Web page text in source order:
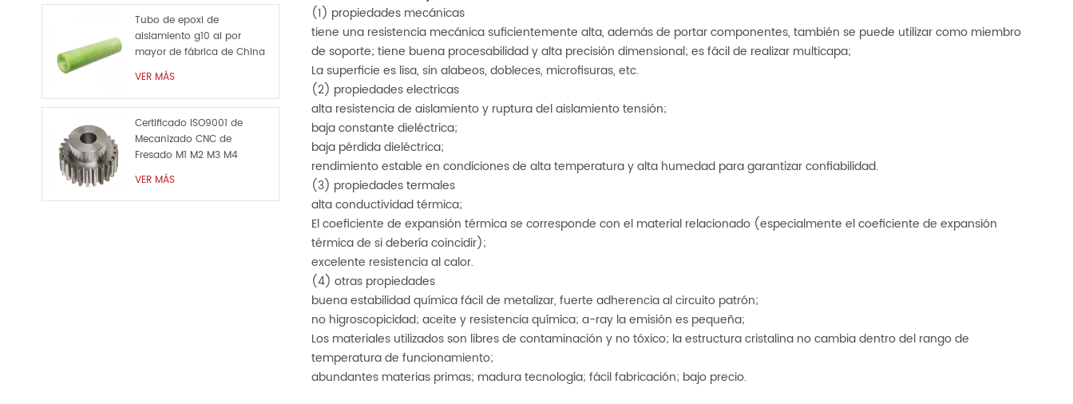
(1) propiedades mecánicas
tiene una resistencia mecánica suficientemente alta, además de portar componentes, también se puede utilizar como miembro
de soporte; tiene buena procesabilidad y alta precisión dimensional; es fácil de realizar multicapa;
La superficie es lisa, sin alabeos, dobleces, microfisuras, etc.
(2) propiedades electricas
alta resistencia de aislamiento y ruptura del aislamiento tensión;
baja constante dieléctrica;
baja pérdida dieléctrica;
rendimiento estable en condiciones de alta temperatura y alta humedad para garantizar confiabilidad.
(3) propiedades termales
alta conductividad térmica;
El coeficiente de expansión térmica se corresponde con el material relacionado (especialmente el coeficiente de expansión
térmica de si debería coincidir);
excelente resistencia al calor.
(4) otras propiedades
buena estabilidad química fácil de metalizar, fuerte adherencia al circuito patrón;
no higroscopicidad; aceite y resistencia química; a-ray la emisión es pequeña;
Los materiales utilizados son libres de contaminación y no tóxico; la estructura cristalina no cambia dentro del rango de
temperatura de funcionamiento;
abundantes materias primas; madura tecnología; fácil fabricación; bajo precio.
Tubo de epoxi de
aislamiento g10 al por
mayor de fábrica de China
VER MÁS
Certificado ISO9001 de
Mecanizado CNC de
Fresado M1 M2 M3 M4
Personalizado de Metal de
la Pieza de Repuesto
VER MÁS